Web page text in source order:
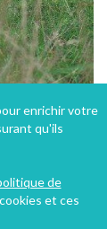
enrichir votre
qu'ils
de
et ces